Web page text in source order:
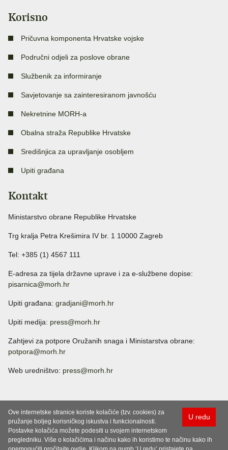
Korisno
Pričuvna komponenta Hrvatske vojske
Područni odjeli za poslove obrane
Službenik za informiranje
Savjetovanje sa zainteresiranom javnošću
Nekretnine MORH-a
Obalna straža Republike Hrvatske
Središnjica za upravljanje osobljem
Upiti građana
Kontakt
Ministarstvo obrane Republike Hrvatske
Trg kralja Petra Krešimira IV br. 1 10000 Zagreb
Tel: +385 (1) 4567 111
E-adresa za tijela državne uprave i za e-službene dopise:
pisarnica@morh.hr
Upiti građana: gradjani@morh.hr
Upiti medija: press@morh.hr
Zahtjevi za potpore Oružanih snaga i Ministarstva obrane:
potpora@morh.hr
Web uredništvo: press@morh.hr
U redu
Ove internetske stranice koriste kolačiće (tzv. cookies) za
pružanje boljeg korisničkog iskustva i funkcionalnosti.
Postavke kolačića možete podesiti u svojem internetskom
pregledniku. Više o kolačićima i načinu kako ih koristimo te načinu kako ih